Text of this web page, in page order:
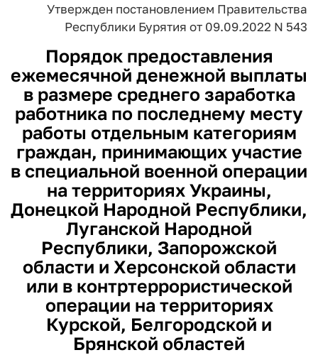
Утвержден постановлением Правительства
Республики Бурятия от 09.09.2022 N 543
Порядок предоставления
ежемесячной денежной выплаты
в размере среднего заработка
работника по последнему месту
работы отдельным категориям
граждан, принимающих участие
в специальной военной операции
на территориях Украины,
Донецкой Народной Республики,
Луганской Народной
Республики, Запорожской
области и Херсонской области
или в контртеррористической
операции на территориях
Курской, Белгородской и
Брянской областей